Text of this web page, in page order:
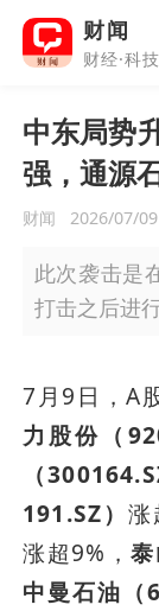
财闻
财经·科
中东局势
强，通源
财闻 2026/07/
此次袭击是
打击之后进行
7月9日，A
力股份（
（
191.SZ） 涨
涨超9%，
中曼石油（